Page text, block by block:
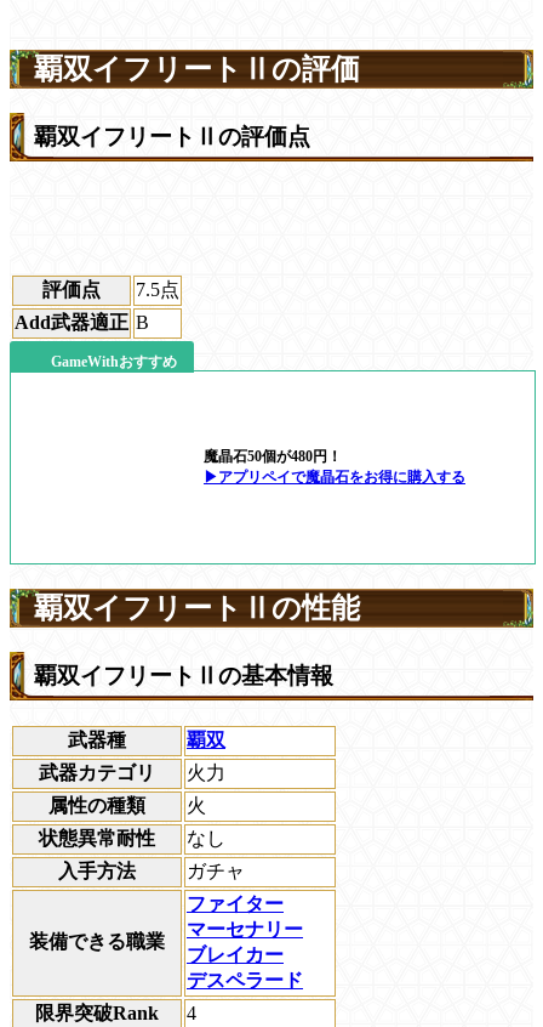
覇双イフリートⅡの評価
覇双イフリートⅡの評価点
評価点 7.5点
Add武器適正 B
GameWithおすすめ
魔晶石50個が480円！
▶アプリペイで魔晶石をお得に購入する
覇双イフリートⅡの性能
覇双イフリートⅡの基本情報
武器種
覇双
武器カテゴリ
火力
属性の種類
火
状態異常耐性
なし
入手方法
ガチャ
装備できる職業
ファイター
マーセナリー
ブレイカー
デスペラード
限界突破Rank
4